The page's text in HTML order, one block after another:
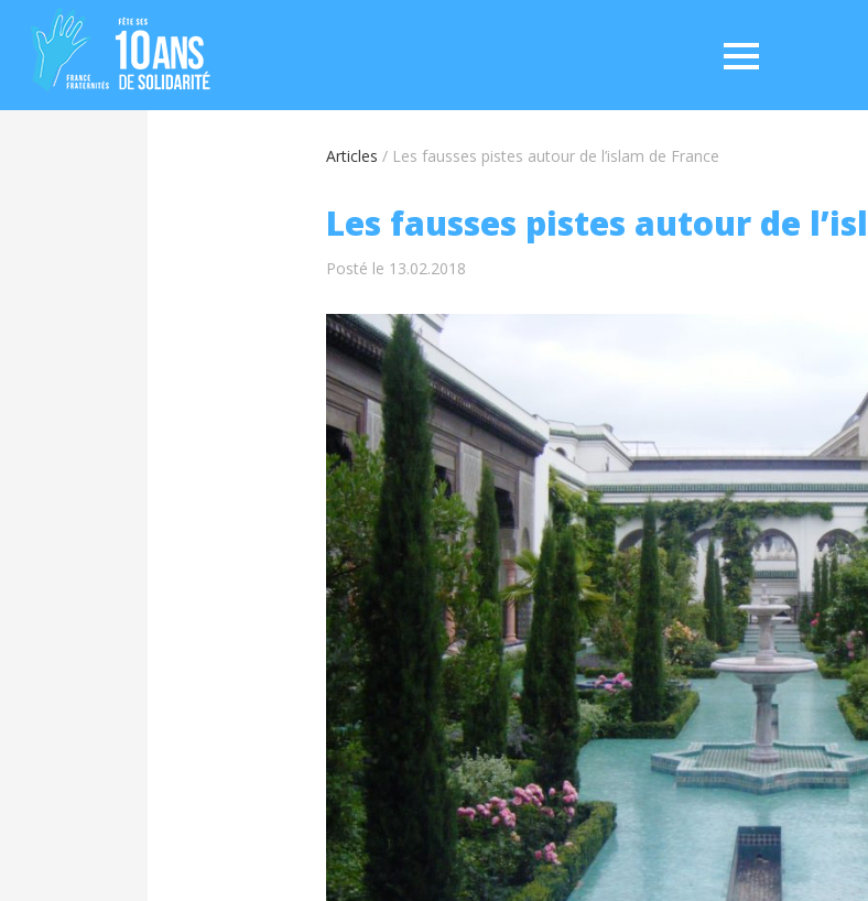
Articles / Les fausses pistes autour de l’islam de France
Les fausses pistes autour de
Posté le 13.02.2018